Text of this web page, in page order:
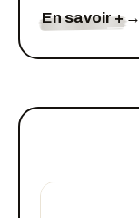
En savoir +→